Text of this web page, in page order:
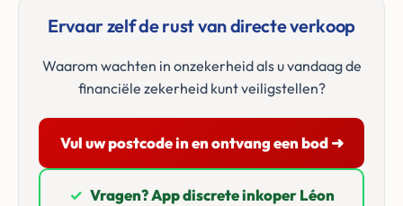
Ervaar zelf de rust van directe verkoop
Waarom wachten in onzekerheid als u vandaag de
financiële zekerheid kunt veiligstellen?
Vul uw postcode in en ontvang een bod ➜
✓ Vragen? App discrete inkoper Léon